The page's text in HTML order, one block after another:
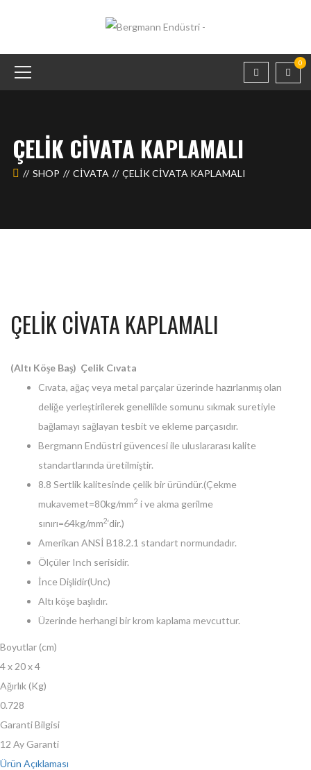
0
ÇELİK CİVATA KAPLAMALI
SHOP CİVATA ÇELİK CİVATA KAPLAMALI
ÇELİK CİVATA KAPLAMALI
(Altı Köşe Baş) Çelik Cıvata
Cıvata, ağaç veya metal parçalar üzerinde hazırlanmış olan
deliğe yerleştirilerek genellikle somunu sıkmak suretiyle
bağlamayı sağlayan tesbit ve ekleme parçasıdır.
Bergmann Endüstri güvencesi ile uluslararası kalite
standartlarında üretilmiştir.
8.8 Sertlik kalitesinde çelik bir üründür.(Çekme
mukavemet=80kg/mm2 i ve akma gerilme
sınırı=64kg/mm2‘dir.)
Amerikan ANSİ B18.2.1 standart normundadır.
Ölçüler Inch serisidir.
İnce Dişlidir(Unc)
Altı köşe başlıdır.
Üzerinde herhangi bir krom kaplama mevcuttur.
Boyutlar (cm)
4 x 20 x 4
Ağırlık (Kg)
0.728
Garanti Bilgisi
12 Ay Garanti
Ürün Açıklaması